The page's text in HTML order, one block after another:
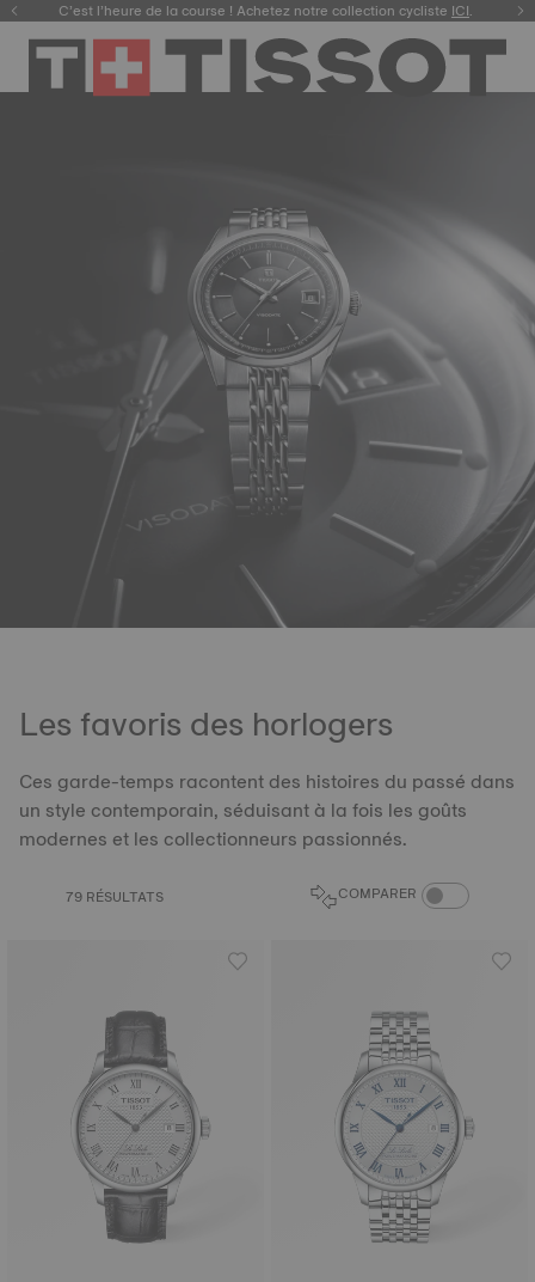
Découvrez la nouvelle Gentleman 38 mm.ACHETEZ.
C’est l’heure de la course ! Achetez notre collection cycliste ICI.
Les favoris des horlogers
Ces garde-temps racontent des histoires du passé dans
un style contemporain, séduisant à la fois les goûts
modernes et les collectionneurs passionnés.
79 RÉSULTATS COMPARER COMPARAISON